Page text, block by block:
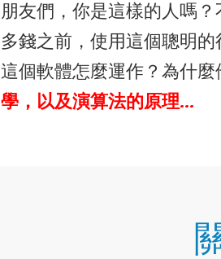
朋友們，你是這樣的人嗎
多錢之前，使用這個聰明的
這個軟體怎麼運作？為什
學，以及演算法的原理…